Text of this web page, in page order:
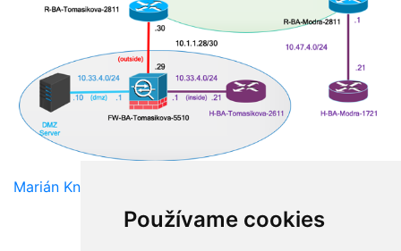
Používame cookies
Marián Knězek